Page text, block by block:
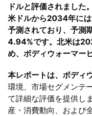
ドルと評価されまし
米ドルから2034年に
予測されており、予測
4.94%です。北米は
め、ボディウォーマー
本レポートは、ボディ
環境、市場セグメンテ
て詳細な評価を提供し
産・消費動向、および